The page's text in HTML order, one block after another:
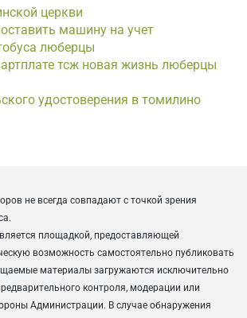
церкви
машину на учет
люберцы
тсж новая жизнь люберцы
удостоверения в томилино
не всегда совпадают с точкой зрения
площадкой, предоставляющей
возможность самостоятельно публиковать
материалы загружаются исключительно
контроля, модерации или
Администрации. В случае обнаружения